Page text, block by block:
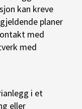
kan kreve
planer
med
med
i et
eller